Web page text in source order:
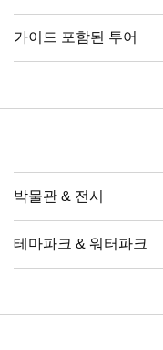
가이드 포함된 투어
박물관 & 전시
테마파크 & 워터파크